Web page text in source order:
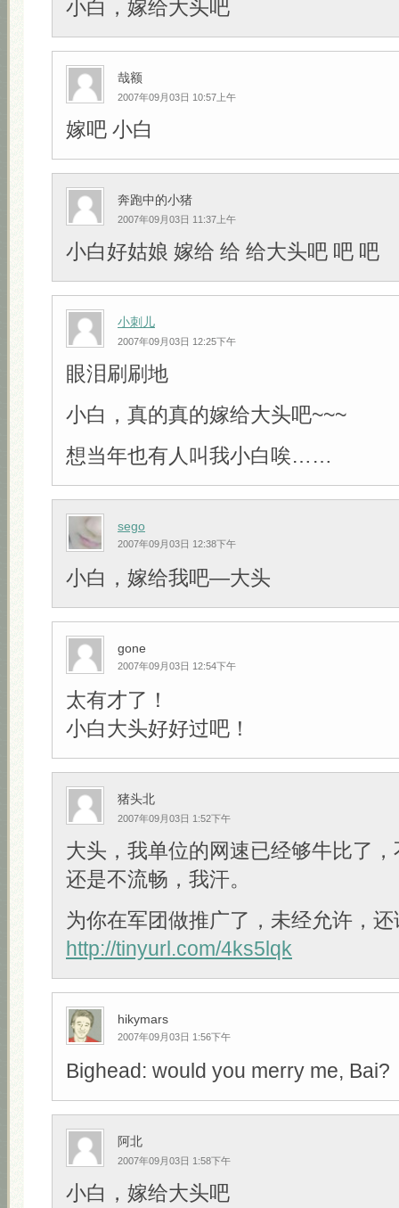
小白，嫁给大头吧
哉额
2007年09月03日 10:57上午
嫁吧 小白
奔跑中的小猪
2007年09月03日 11:37上午
小白好姑娘 嫁给 给 给大头吧 吧 吧
小刺儿
2007年09月03日 12:25下午
眼泪刷刷地
小白，真的真的嫁给大头吧~~~
想当年也有人叫我小白唉……
sego
2007年09月03日 12:38下午
小白，嫁给我吧—大头
gone
2007年09月03日 12:54下午
太有才了！
小白大头好好过吧！
猪头北
2007年09月03日 1:52下午
大头，我单位的网速已经够牛比了
还是不流畅，我汗。
为你在军团做推广了，未经允许，
http://tinyurl.com/4ks5lqk
hikymars
2007年09月03日 1:56下午
Bighead: would you merry me, Bai?
阿北
2007年09月03日 1:58下午
小白，嫁给大头吧